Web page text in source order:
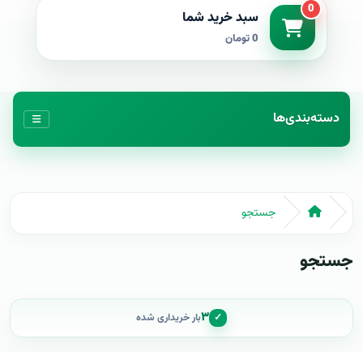
0 سبد خرید شما
0 تومان
دسته‌بندی‌ها
جستجو
جستجو
✓ ۳بار خریداری شده